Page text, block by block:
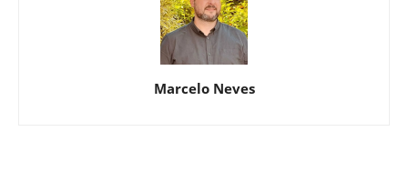
Marcelo Neves